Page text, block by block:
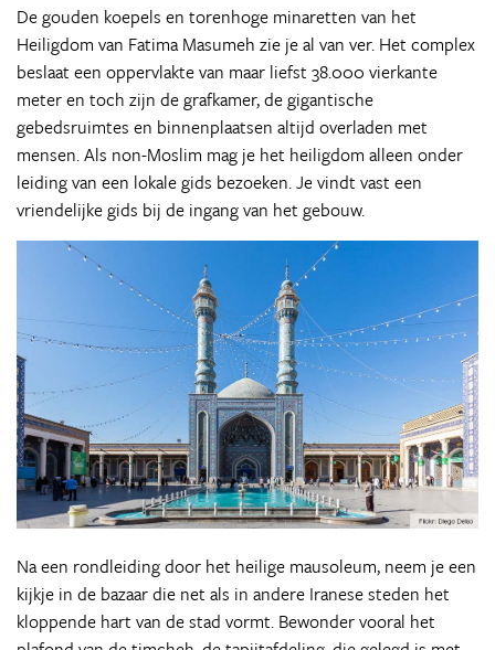
De gouden koepels en torenhoge minaretten van het
Heiligdom van Fatima Masumeh zie je al van ver. Het complex
beslaat een oppervlakte van maar liefst 38.000 vierkante
meter en toch zijn de grafkamer, de gigantische
gebedsruimtes en binnenplaatsen altijd overladen met
mensen. Als non-Moslim mag je het heiligdom alleen onder
leiding van een lokale gids bezoeken. Je vindt vast een
vriendelijke gids bij de ingang van het gebouw.
Na een rondleiding door het heilige mausoleum, neem je een
kijkje in de bazaar die net als in andere Iranese steden het
kloppende hart van de stad vormt. Bewonder vooral het